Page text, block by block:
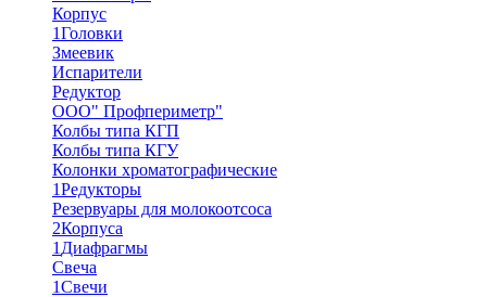
Корпус
1Головки
Змеевик
Испарители
Редуктор
ООО" Профпериметр"
Колбы типа КГП
Колбы типа КГУ
Колонки хроматографические
1Редукторы
Резервуары для молокоотсоса
2Корпуса
1 Диафрагмы
Свеча
1Свечи